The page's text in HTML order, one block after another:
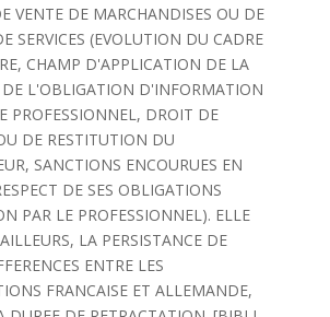
VENTE DE MARCHANDISES OU DE
SERVICES (EVOLUTION DU CADRE
CHAMP D'APPLICATION DE LA
L'OBLIGATION D'INFORMATION
PROFESSIONNEL, DROIT DE
DE RESTITUTION DU
SANCTIONS ENCOURUES EN
DE SES OBLIGATIONS
PAR LE PROFESSIONNEL). ELLE
LA PERSISTANCE DE
ENTRE LES
FRANCAISE ET ALLEMANDE,